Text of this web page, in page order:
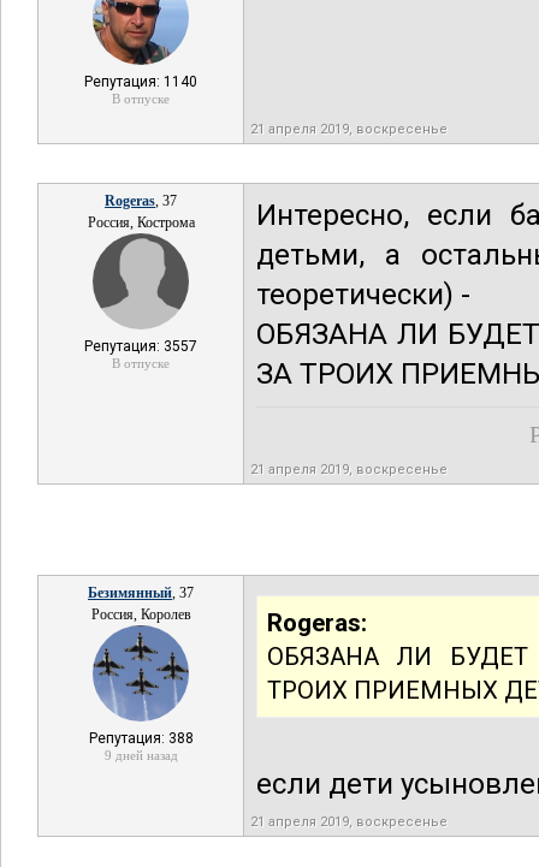
Репутация: 1140
В отпуске
21 апреля 2019, воскресенье
Rogeras, 37
Россия, Кострома
Репутация: 3557
В отпуске
Интересно, если
детьми, а
теоретически) -
ОБЯЗАНА ЛИ
ЗА ТРОИХ
21 апреля 2019, воскресенье
Безимянный, 37
Россия, Королев
Репутация: 388
9 дней назад
Rogeras:
ОБЯЗАНА ЛИ
ТРОИХ ПРИЕМНЫХ
если дети
21 апреля 2019, воскресенье